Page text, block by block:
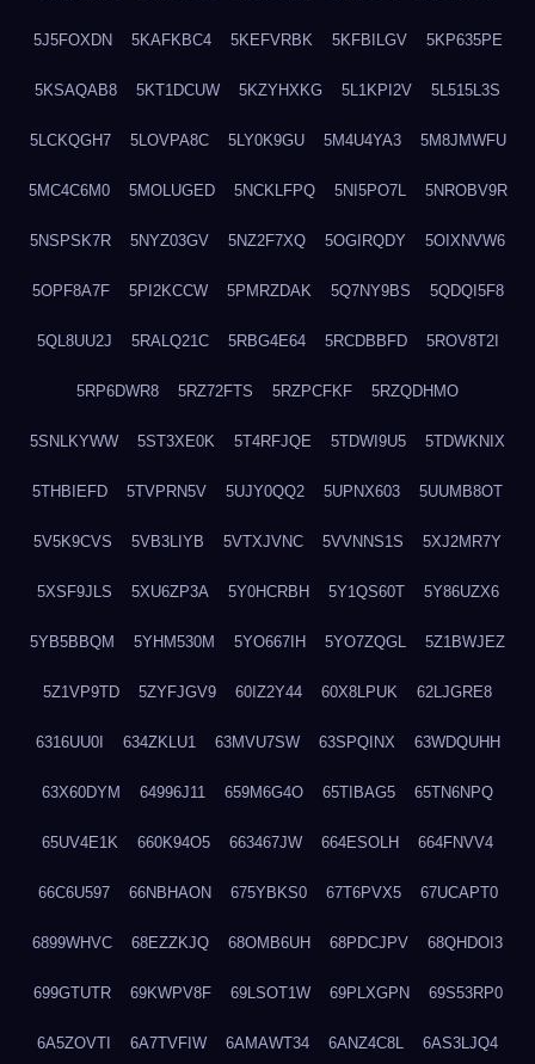
5J5FOXDN 5KAFKBC4 5KEFVRBK 5KFBILGV 5KP635PE
5KSAQAB8 5KT1DCUW 5KZYHXKG 5L1KPI2V 5L515L3S
5LCKQGH7 5LOVPA8C 5LY0K9GU 5M4U4YA3 5M8JMWFU
5MC4C6M0 5MOLUGED 5NCKLFPQ 5NI5PO7L 5NROBV9R
5NSPSK7R 5NYZ03GV 5NZ2F7XQ 5OGIRQDY 5OIXNVW6
5OPF8A7F 5PI2KCCW 5PMRZDAK 5Q7NY9BS 5QDQI5F8
5QL8UU2J 5RALQ21C 5RBG4E64 5RCDBBFD 5ROV8T2I
5RP6DWR8 5RZ72FTS 5RZPCFKF 5RZQDHMO
5SNLKYWW 5ST3XE0K 5T4RFJQE 5TDWI9U5 5TDWKNIX
5THBIEFD 5TVPRN5V 5UJY0QQ2 5UPNX603 5UUMB8OT
5V5K9CVS 5VB3LIYB 5VTXJVNC 5VVNNS1S 5XJ2MR7Y
5XSF9JLS 5XU6ZP3A 5Y0HCRBH 5Y1QS60T 5Y86UZX6
5YB5BBQM 5YHM530M 5YO667IH 5YO7ZQGL 5Z1BWJEZ
5Z1VP9TD 5ZYFJGV9 60IZ2Y44 60X8LPUK 62LJGRE8
6316UU0I 634ZKLU1 63MVU7SW 63SPQINX 63WDQUHH
63X60DYM 64996J11 659M6G4O 65TIBAG5 65TN6NPQ
65UV4E1K 660K94O5 663467JW 664ESOLH 664FNVV4
66C6U597 66NBHAON 675YBKS0 67T6PVX5 67UCAPT0
6899WHVC 68EZZKJQ 68OMB6UH 68PDCJPV 68QHDOI3
699GTUTR 69KWPV8F 69LSOT1W 69PLXGPN 69S53RP0
6A5ZOVTI 6A7TVFIW 6AMAWT34 6ANZ4C8L 6AS3LJQ4